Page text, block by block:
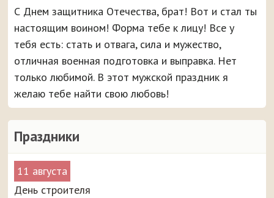
Праздники
11 августа
День строителя
С Днем защитника Отечества, брат! Вот и стал ты
настоящим воином! Форма тебе к лицу! Все у
тебя есть: стать и отвага, сила и мужество,
отличная военная подготовка и выправка. Нет
только любимой. В этот мужской праздник я
желаю тебе найти свою любовь!